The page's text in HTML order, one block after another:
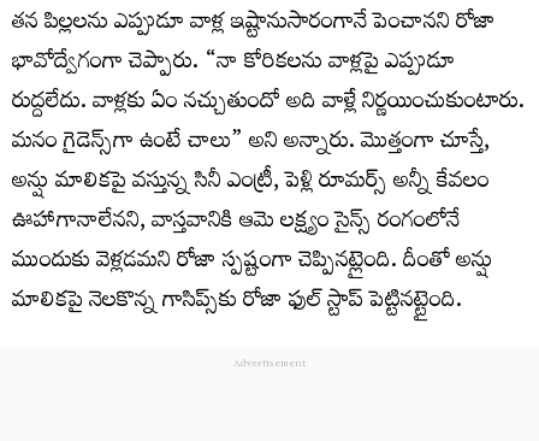
తన పిల్లలను ఎప్పుడూ వాళ్ల ఇష్టానుసారంగానే పెంచానని రోజా
భావోద్వేగంగా చెప్పారు. “నా కోరికలను వాళ్లపై ఎప్పుడూ
రుద్దలేదు. వాళ్లకు ఏం నచ్చుతుందో అది వాళ్లే నిర్ణయించుకుంటారు.
మనం గైడెన్స్‌గా ఉంటే చాలు” అని అన్నారు. మొత్తంగా చూస్తే,
అన్షు మాలికపై వస్తున్న సినీ ఎంట్రీ, పెళ్లి రూమర్స్ అన్నీ కేవలం
ఊహాగానాలేనని, వాస్తవానికి ఆమె లక్ష్యం సైన్స్ రంగంలోనే
ముందుకు వెళ్లడమని రోజా స్పష్టంగా చెప్పినట్లైంది. దీంతో అన్షు
మాలికపై నెలకొన్న గాసిప్స్‌కు రోజా ఫుల్ స్టాప్ పెట్టినట్టైంది.